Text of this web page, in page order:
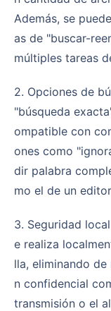
Además, se
as de "buscar-
múltiples tareas
2. Opciones de búsqueda flexibles. Ofrece modos de
"búsqueda
ompatible con
ones como
dir palabra
mo el de un
3. Seguridad local absoluta. Todo el procesamiento s
e realiza
lla, eliminando
n confidencial
transmisión o el